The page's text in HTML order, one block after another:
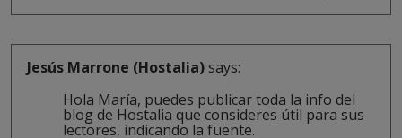
Jesús Marrone (Hostalia)says:
Hola María, puedes publicar toda la info del
blog de Hostalia que consideres útil para sus
lectores, indicando la fuente.